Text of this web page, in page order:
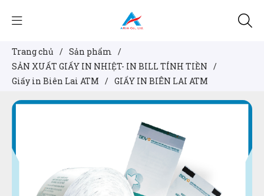
Trang chủ / Sản phẩm /
SẢN XUẤT GIẤY IN NHIỆT- IN BILL TÍNH TIỀN /
Giấy in Biên Lai ATM / GIẤY IN BIÊN LAI ATM